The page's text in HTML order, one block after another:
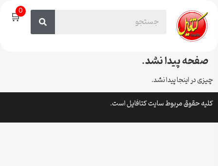
🛒0
صفحه پیدا نشد.
چیزی در اینجا پیدا نشد.
کلیه حقوق مربوط سایت کتافایل است.